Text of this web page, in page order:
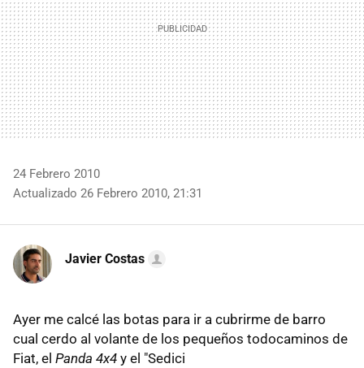
24 Febrero 2010
Actualizado 26 Febrero 2010, 21:31
Javier Costas
Ayer me calcé las botas para ir a cubrirme de barro
cual cerdo al volante de los pequeños todocaminos de
Fiat, el Panda 4x4 y el "Sedici